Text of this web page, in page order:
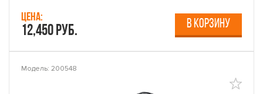
Цена:
12,450 руб. В КОРЗИНУ
Модель: 200548